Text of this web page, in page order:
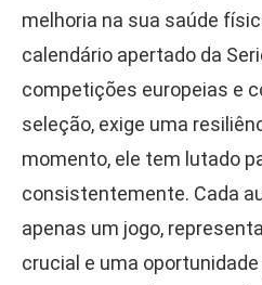
melhoria na sua saúde
calendário apertado da
competições europeias e
seleção, exige uma
momento, ele tem lutado
consistentemente. Cada
apenas um jogo,
crucial e uma